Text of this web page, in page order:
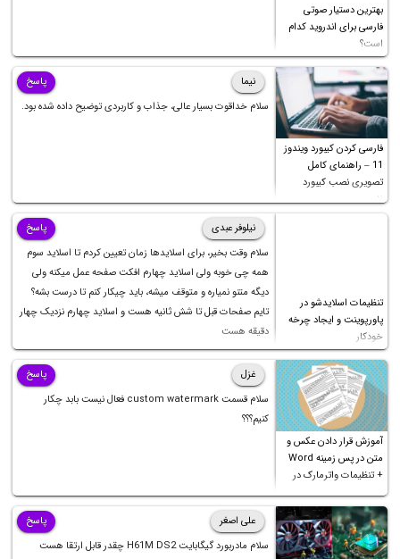
بهترین دستیار صوتی
فارسی برای اندروید کدام
است؟
فارسی کردن کیبورد ویندوز
11 – راهنمای کامل
تصویری نصب کیبورد
فارسی
نیما
سلام خداقوت بسیار عالی، جذاب و کاربردی توضیح داده شده بود.
پاسخ
تنظیمات اسلایدشو در
پاورپوینت و ایجاد چرخه
خودکار
نیلوفر عبدی
سلام وقت بخیر، برای اسلایدها زمان تعیین کردم تا اسلاید سوم
همه چی خوبه ولی اسلاید چهارم افکت صفحه عمل میکنه ولی
دیگه متنو نمیاره و متوقف میشه، باید چیکار کنم تا درست بشه؟
تایم صفحات قبل تا شش ثانیه هست و اسلاید چهارم نزدیک چهار
دقیقه هست
پاسخ
آموزش قرار دادن عکس و
متن در پس زمینه Word
+ تنظیمات واترمارک در
ورد
غزل
سلام قسمت custom watermark فعال نیست بابد چکار
کنیم؟؟؟
پاسخ
علی اصغر
سلام مادربورد گیگابایت H61M DS2 چقدر قابل ارتقا هست
پاسخ